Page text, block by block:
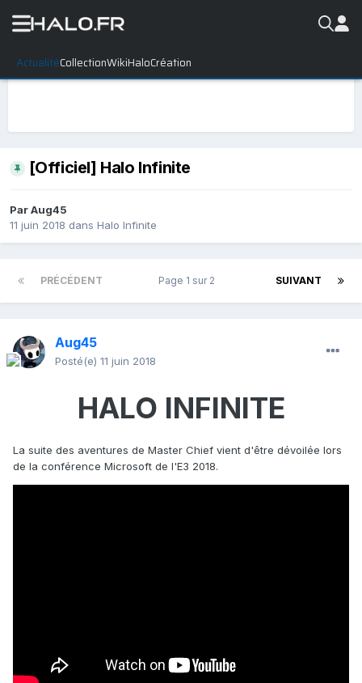
ActualitéCollectionWikiHaloCréation
[Officiel] Halo Infinite
ParAug45
11 juin 2018 dans Halo Infinite
PRÉCÉDENT SUIVANT
Page 1 sur 2
Aug45
Posté(e) 11 juin 2018
HALO INFINITE
La suite des aventures de Master Chief vient d'être dévoilée lors
de la conférence Microsoft de l'E3 2018.